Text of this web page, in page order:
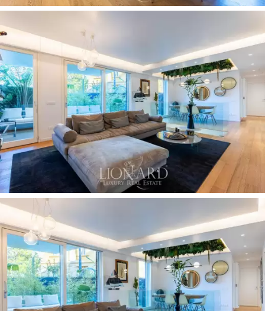
A hálórész egyfő hálószobából áll, saját
fürdőszobával és közvetlen hozzáféréssel a
medencéhez,valamint egy második hálószobából,
ahonnan ki lehet jutni a kertbe. Egy másik fürdőszoba a
folyosón található. Az egész lakás behúzható,
elektromosan behúzható ablakokkal van felszerelve,
amelyek elegánsan és diszkréten illeszkednek a
környezetbe, és lehetővé teszik atermészetes fény
legjobb kihasználását.
A földszintet műgyanta lépcső köti össze a
pinceszinttel. Itt található két, jelenleg
dolgozószobakéntvagy vendégszobaként és
játszószobaként
használt szoba, valamint egy nagy
fürdőszoba, egymosókonyha, egygardróbés
számos egyéb gardrób és gardrób az optimális
térrendezés érdekében. Az alagsor a társasházból
külön bejáraton keresztül is megközelíthető, lifttel
ellátva.